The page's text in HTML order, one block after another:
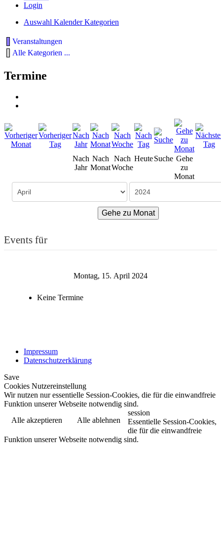
Login
Auswahl Kalender Kategorien
Veranstaltungen
Alle Kategorien ...
Termine
Nach
Jahr
Nach
Monat
Nach
Woche
HeuteSuche Gehe
zu
Monat
Gehe zu Monat
Events für
Montag, 15. April 2024
Keine Termine
Impressum
Datenschutzerklärung
Save
Cookies Nutzereinstellung
Wir nutzen nur essentielle Session-Cookies, die für die einwandfreie
Funktion unserer Webseite notwendig sind.
Alle akzeptieren
Alle ablehnen
session
Essentielle Session-Cookies,
die für die einwandfreie
Funktion unserer Webseite notwendig sind.